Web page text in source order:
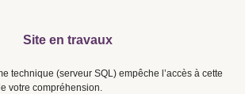
Site en travaux
technique (serveur SQL) empêche l’accès à cette
votre compréhension.